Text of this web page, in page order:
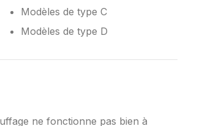
Modèles de type C
Modèles de type D
ne fonctionne pas bien à